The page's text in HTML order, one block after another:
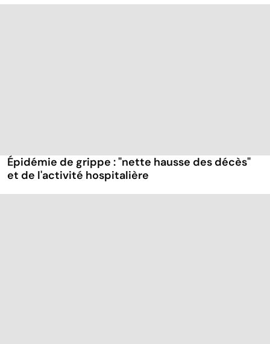
Épidémie de grippe : "nette hausse des décès"
et de l'activité hospitalière